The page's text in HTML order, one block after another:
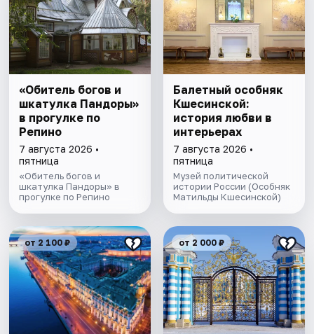
«Обитель богов и
шкатулка Пандоры»
в прогулке по
Репино
7 августа 2026 •
пятница
«Обитель богов и
шкатулка Пандоры» в
прогулке по Репино
Балетный особняк
Кшесинской:
история любви в
интерьерах
7 августа 2026 •
пятница
Музей политической
истории России (Особняк
Матильды Кшесинской)
от 2 100 ₽ от 2 000 ₽